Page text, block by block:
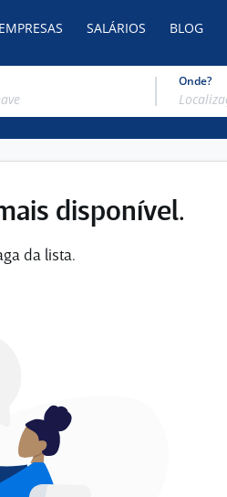
SALÁRIOS BLOG
Onde?
disponível.
da lista.